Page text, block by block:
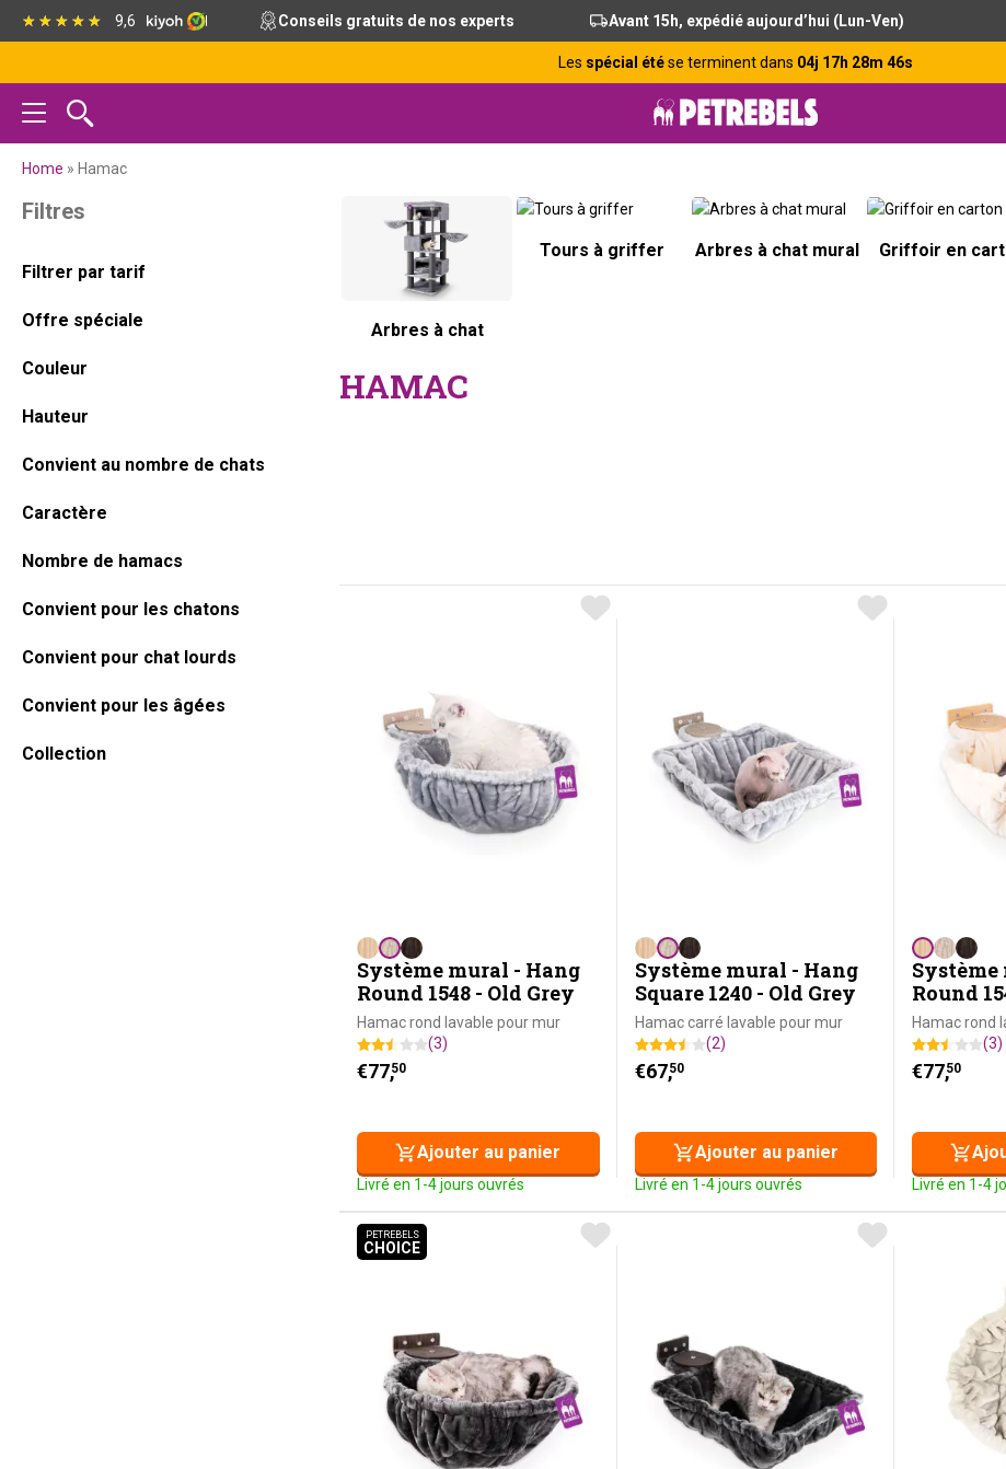
Passer
navigation
principale
Passer
principal
Passer
barre
latérale
Passer
de
page
9,6 Conseils gratuits de nos experts Avant 15h, expédié aujourd’hui (Lun-Ven)
Les spécial étése terminent dans 04j 17h 28m 45s
Home » Hamac
Arbres à chat
Tours à griffer Arbres à chat mural Griffoir en
HAMAC
Système mural - Hang
Round 1548 - Old Grey
Hamac rond lavable pour mur
(3)
€77,50
Livré en 1-4 jours ouvrés
Ajouter au panier
Système mural - Hang
Square 1240 - Old Grey
Hamac carré lavable pour mur
(2)
€67,50
Livré en 1-4 jours ouvrés
Ajouter au panier
Round
Hamac rond
(3)
€77,50
Livré en 1-4
PETREBELS
CHOICEPETREBELS CHOICE
Barre
principale
Filtres
Filtrer par tarif
Offre spéciale
Couleur
Hauteur
Convient au nombre de chats
Caractère
Nombre de hamacs
Convient pour les chatons
Convient pour chat lourds
Convient pour les âgées
Collection